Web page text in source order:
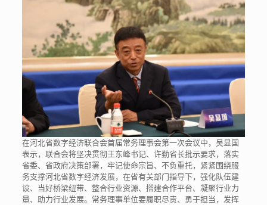
在河北省数字经济联合会首届常务理事会第一次会议中，吴显国
表示，联合会将坚决贯彻王东峰书记、许勤省长批示要求，落实
省委、省政府决策部署，牢记使命宗旨、不负重托，紧紧围绕服
务支撑河北省数字经济发展，在省有关部门指导下，强化队伍建
设、当好桥梁纽带、整合行业资源、搭建合作平台、凝聚行业力
量、助力行业发展。常务理事单位要履职尽责、勇于担当，发挥